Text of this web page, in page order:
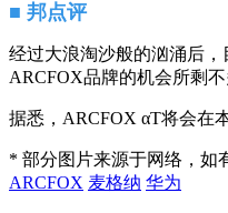
■ 邦点评
经过大浪淘沙般的汹涌后
ARCFOX品牌的机会所剩
据悉，ARCFOX αT将会在
* 部分图片来源于网络，如
ARCFOX 麦格纳 华为